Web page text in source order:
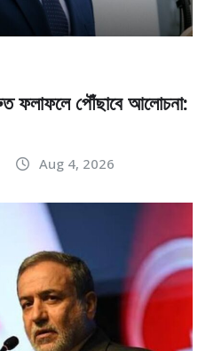
ফলাফলে পৌঁছাবে আলোচনা:
Aug 4, 2026